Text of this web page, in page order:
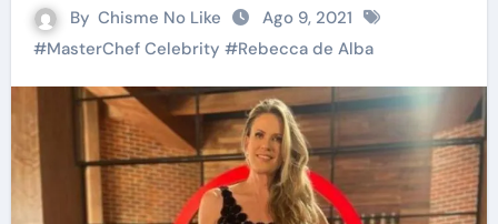
By Chisme No Like
Ago 9, 2021
#MasterChef Celebrity #Rebecca de Alba